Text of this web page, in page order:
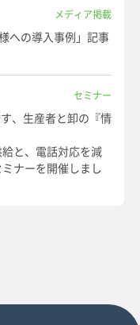
メディア掲載
への導入事例」記事
セミナー
、生産者と卸の『情
と、電話対応を減
ナーを開催しまし